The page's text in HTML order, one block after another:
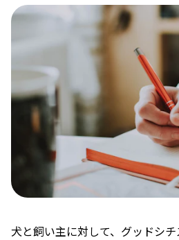
犬と飼い主に対して、グッドシ